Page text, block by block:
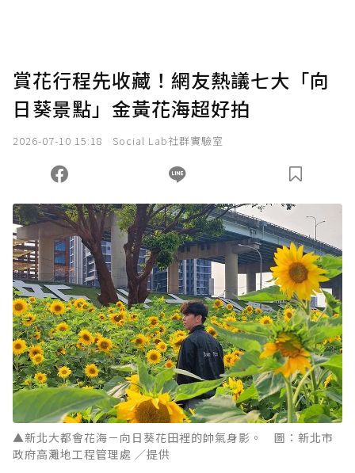
賞花行程先收藏！網友熱議七大「向
日葵景點」金黃花海超好拍
2026-07-10 15:18 Social Lab社群實驗室
▲新北大都會花海－向日葵花田裡的帥氣身影。 圖：新北市
政府高灘地工程管理處 ／提供